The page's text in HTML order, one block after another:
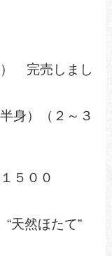
完売しまし
（２～３
０
然ほたて”